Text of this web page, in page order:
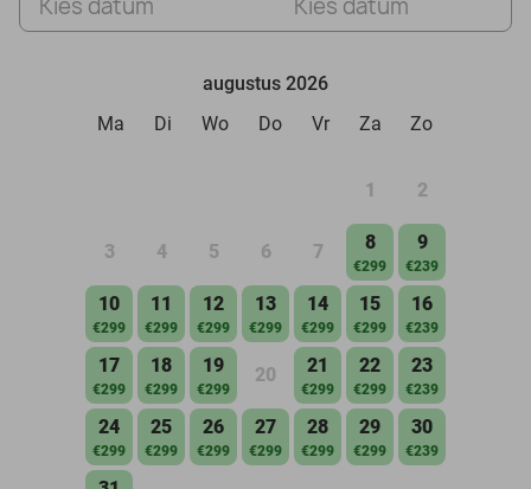
Kies datum Kies datum
augustus 2026
Ma
Di Wo Do Vr Za Zo
1 2
3 4 5 6 7 8
€299
9
€239
10
€299
11
€299
12
€299
13
€299
14
€299
15
€299
16
€239
17
€299
18
€299
19
€299
20 21
€299
22
€299
23
€239
24
€299
25
€299
26
€299
27
€299
28
€299
29
€299
30
€239